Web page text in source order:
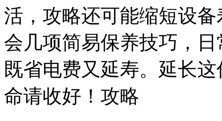
活，攻略还可能缩短设
会几项简易保养技巧，日
既省电费又延寿。延长
命请收好！攻略